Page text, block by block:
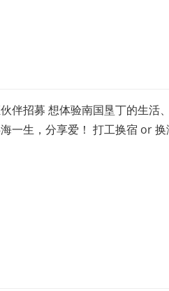
伴招募 想体验南国垦丁的生活
一生，分享爱！ 打工换宿 or 换